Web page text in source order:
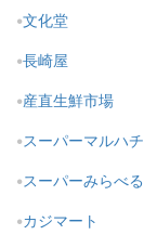
文化堂
長崎屋
産直生鮮市場
スーパーマルハチ
スーパーみらべる
カジマート